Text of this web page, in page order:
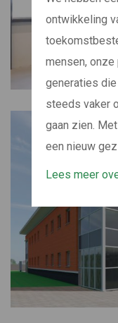
ontwikkeling
mensen, onze
generaties
steeds vaker
gaan zien.
een nieuw
Lees meer